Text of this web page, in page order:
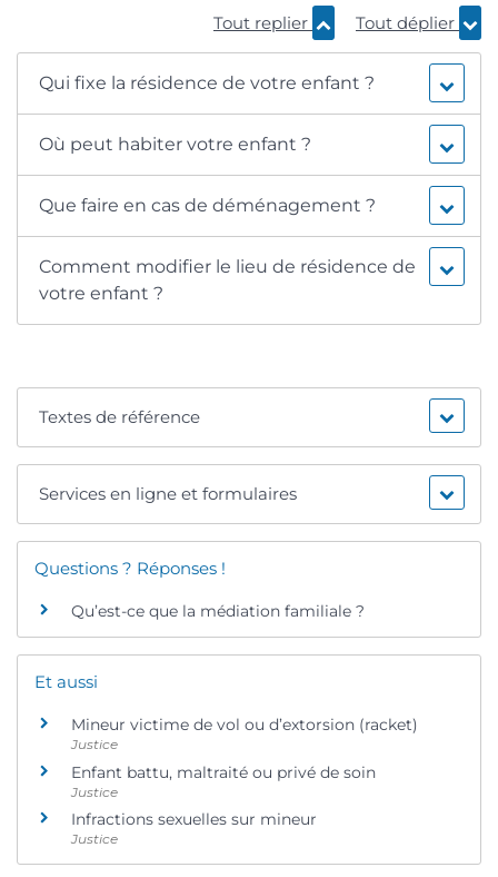
Tout replier Tout déplier
Qui fixe la résidence de votre enfant ?
Où peut habiter votre enfant ?
Que faire en cas de déménagement ?
Comment modifier le lieu de résidence de
votre enfant ?
Textes de référence
Services en ligne et formulaires
Questions ? Réponses !
Qu’est-ce que la médiation familiale ?
Et aussi
Mineur victime de vol ou d’extorsion (racket)
Justice
Enfant battu, maltraité ou privé de soin
Justice
Infractions sexuelles sur mineur
Justice